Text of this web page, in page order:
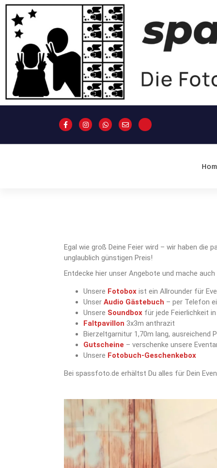
Egal wie groß Deine Feier wird – wir haben die
unglaublich günstigen Preis!
Entdecke hier unser Angebote und mache
Unsere Fotobox ist ein Allrounder für
Unser Audio Gästebuch – per Telefon
Unsere Soundbox für jede Feierlichkeit
Faltpavillon 3x3m anthrazit
Bierzeltgarnitur 1,70m lang, ausreichend
Gutscheine – verschenke unsere
Unsere Fotobuch-Geschenkebox
Bei spassfoto.de erhältst Du alles für Dein